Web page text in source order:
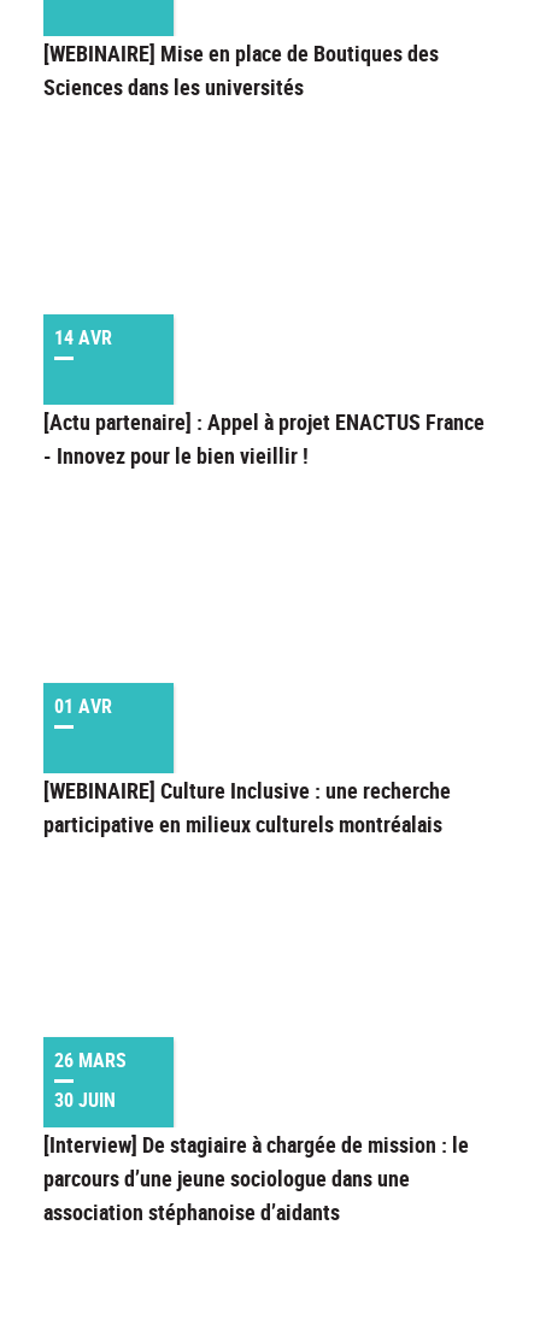
[WEBINAIRE] Mise en place de Boutiques des
Sciences dans les universités
14 AVR
[Actu partenaire] : Appel à projet ENACTUS France
- Innovez pour le bien vieillir !
01 AVR
[WEBINAIRE] Culture Inclusive : une recherche
participative en milieux culturels montréalais
26 MARS
30 JUIN
[Interview] De stagiaire à chargée de mission : le
parcours d’une jeune sociologue dans une
association stéphanoise d’aidants